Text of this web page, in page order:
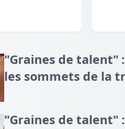
"Graines de talent"
les sommets de la
"Graines de talent"